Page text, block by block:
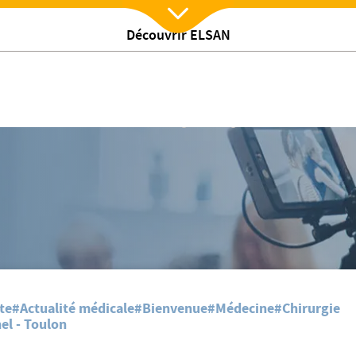
Découvrir ELSAN
Nx:Afficher menu
Arrivée du Dr Nicolas MENTINE, Chirurgien Urologue
#Actualité médicale#Bienvenue#Médecine#Chirurgie
- Toulon